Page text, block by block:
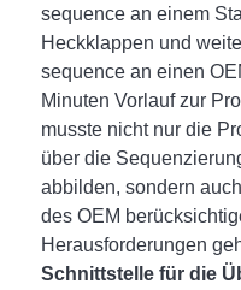
sequence an einem
Heckklappen und
sequence an einen
Minuten Vorlauf zur
musste nicht nur die
über die
abbilden, sondern
des OEM
Herausforderungen
Schnittstelle für die